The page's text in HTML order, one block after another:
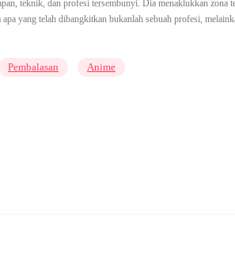
teknik, dan profesi tersembunyi. Dia menaklukkan zona
yang telah dibangkitkan bukanlah sebuah profesi,
Pembalasan Anime